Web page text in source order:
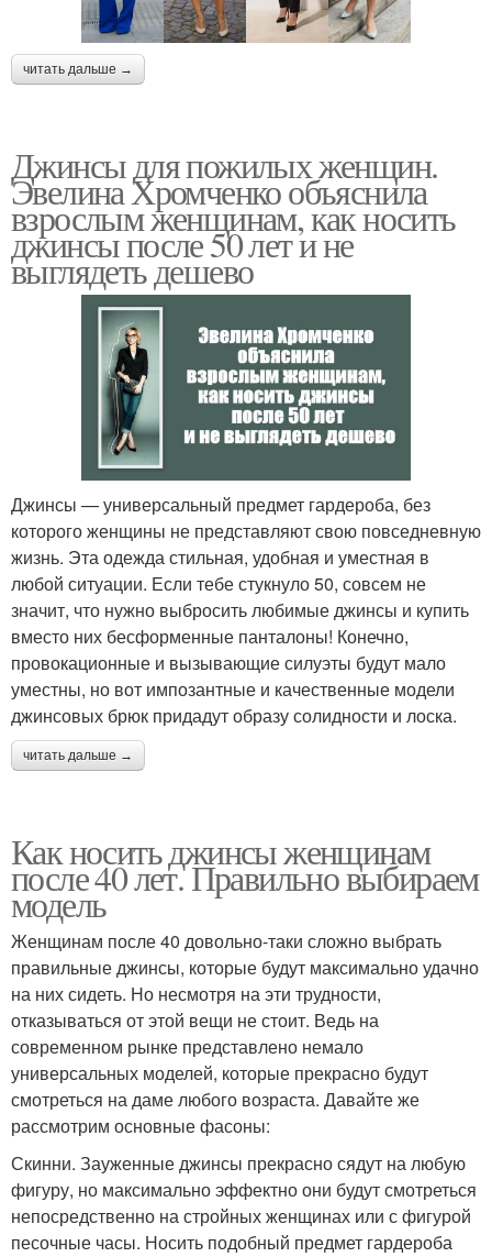
читать дальше →
Джинсы для пожилых женщин.
Эвелина Хромченко объяснила
взрослым женщинам, как носить
джинсы после 50 лет и не
выглядеть дешево
Джинсы — универсальный предмет гардероба, без
которого женщины не представляют свою повседневную
жизнь. Эта одежда стильная, удобная и уместная в
любой ситуации. Если тебе стукнуло 50, совсем не
значит, что нужно выбросить любимые джинсы и купить
вместо них бесформенные панталоны! Конечно,
провокационные и вызывающие силуэты будут мало
уместны, но вот импозантные и качественные модели
джинсовых брюк придадут образу солидности и лоска.
читать дальше →
Как носить джинсы женщинам
после 40 лет. Правильно выбираем
модель
Женщинам после 40 довольно-таки сложно выбрать
правильные джинсы, которые будут максимально удачно
на них сидеть. Но несмотря на эти трудности,
отказываться от этой вещи не стоит. Ведь на
современном рынке представлено немало
универсальных моделей, которые прекрасно будут
смотреться на даме любого возраста. Давайте же
рассмотрим основные фасоны:
Скинни. Зауженные джинсы прекрасно сядут на любую
фигуру, но максимально эффектно они будут смотреться
непосредственно на стройных женщинах или с фигурой
песочные часы. Носить подобный предмет гардероба